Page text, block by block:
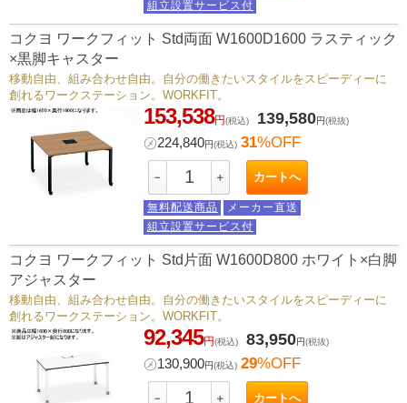
組立設置サービス付
コクヨ ワークフィット Std両面 W1600D1600 ラスティック
×黒脚キャスター
移動自由、組み合わせ自由。自分の働きたいスタイルをスピーディーに
創れるワークステーション。WORKFIT。
153,538円(税込) 139,580円(税抜)
㋱224,840円(税込) 31%OFF
－ ＋ カートへ
無料配送商品
メーカー直送
組立設置サービス付
コクヨ ワークフィット Std片面 W1600D800 ホワイト×白脚
アジャスター
移動自由、組み合わせ自由。自分の働きたいスタイルをスピーディーに
創れるワークステーション。WORKFIT。
92,345円(税込) 83,950円(税抜)
㋱130,900円(税込) 29%OFF
－ ＋ カートへ